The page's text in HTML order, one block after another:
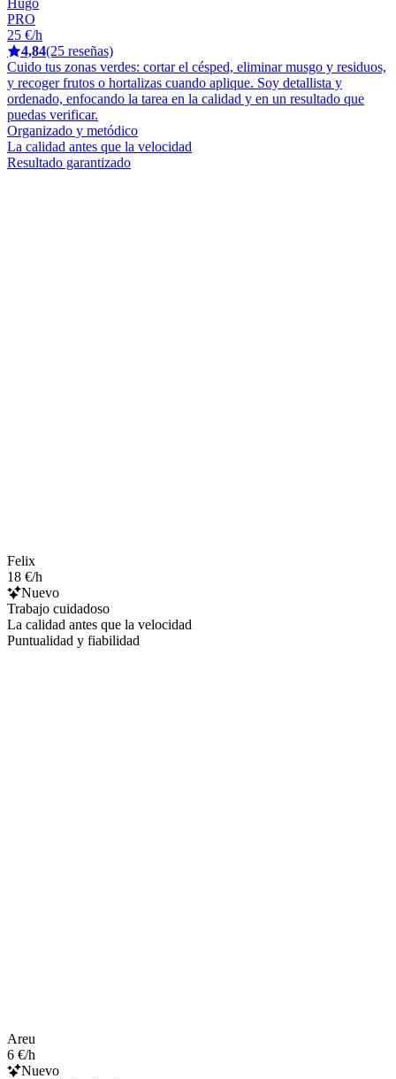
PRO
25 €/h
4,84(25 reseñas)
Cuido tus zonas verdes: cortar el césped, eliminar musgo y residuos,
y recoger frutos o hortalizas cuando aplique. Soy detallista y
ordenado, enfocando la tarea en la calidad y en un resultado que
puedas verificar.
Organizado y metódico
La calidad antes que la velocidad
Resultado garantizado
Felix
18 €/h
Nuevo
Trabajo cuidadoso
La calidad antes que la velocidad
Puntualidad y fiabilidad
Areu
6 €/h
Nuevo